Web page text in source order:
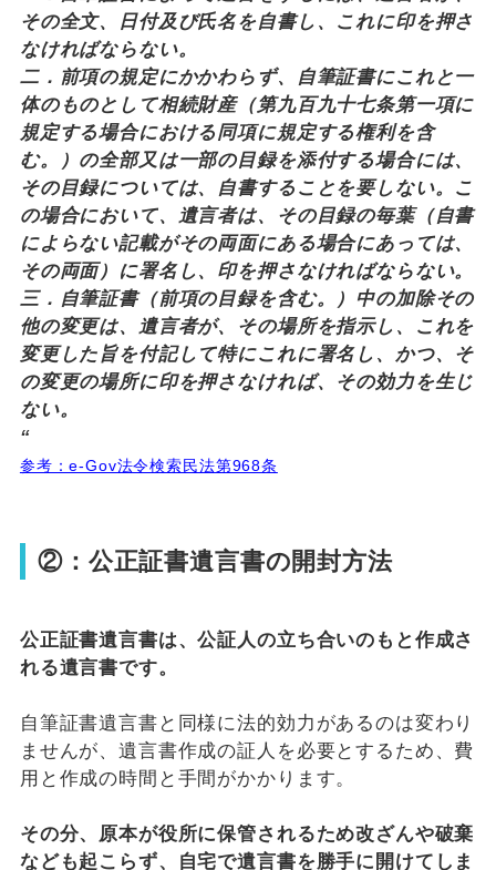
その全文、日付及び氏名を自書し、これに印を押さ
なければならない。
二．前項の規定にかかわらず、自筆証書にこれと一
体のものとして相続財産（第九百九十七条第一項に
規定する場合における同項に規定する権利を含
む。）の全部又は一部の目録を添付する場合には、
その目録については、自書することを要しない。こ
の場合において、遺言者は、その目録の毎葉（自書
によらない記載がその両面にある場合にあっては、
その両面）に署名し、印を押さなければならない。
三．自筆証書（前項の目録を含む。）中の加除その
他の変更は、遺言者が、その場所を指示し、これを
変更した旨を付記して特にこれに署名し、かつ、そ
の変更の場所に印を押さなければ、その効力を生じ
ない。
“
参考：e-Gov法令検索民法第968条
②：公正証書遺言書の開封方法
公正証書遺言書は、公証人の立ち合いのもと作成さ
れる遺言書です。
自筆証書遺言書と同様に法的効力があるのは変わり
ませんが、遺言書作成の証人を必要とするため、費
用と作成の時間と手間がかかります。
その分、原本が役所に保管されるため改ざんや破棄
なども起こらず、自宅で遺言書を勝手に開けてしま